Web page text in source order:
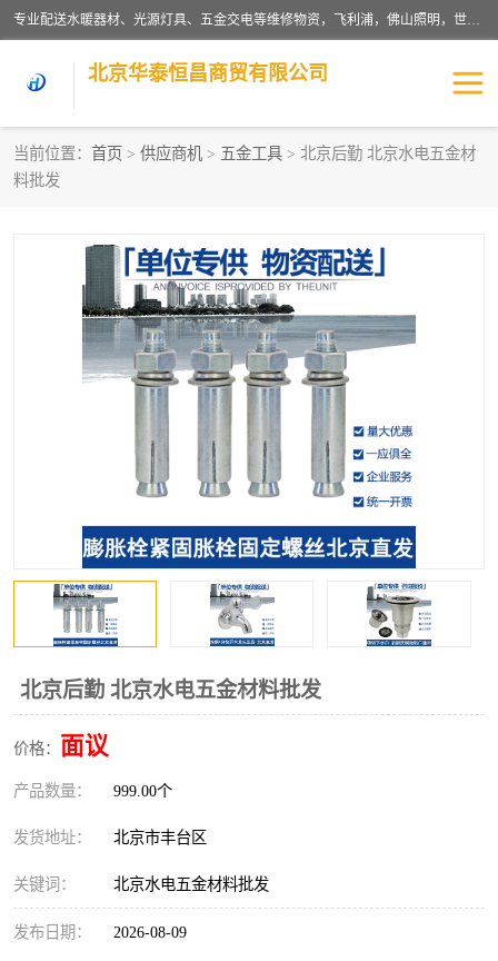
专业配送水暖器材、光源灯具、五金交电等维修物资，飞利浦，佛山照明，世达，博世，九牧，特陶等各产品涉及国内外知名品牌。公司专注与物业、学校、酒店、工厂等单位合作，提供一站式配送服务，降低客户综合成本。依托电子商务改变传统模式，以专业的团队为客户提供24H物资配送到达，货到月结、统一开票，便捷退换等服务，提高了企业的运营效率。
北京华泰恒昌商贸有限公司
当前位置： 首页 > 供应商机 > 五金工具 > 北京后勤 北京水电五金材
料批发
北京后勤 北京水电五金材料批发
价格： 面议
产品数量： 999.00个
发货地址： 北京市丰台区
关键词： 北京水电五金材料批发
发布日期： 2026-08-09
水暖阀门
五金工具 涂料辅材